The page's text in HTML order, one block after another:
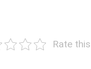
Rate